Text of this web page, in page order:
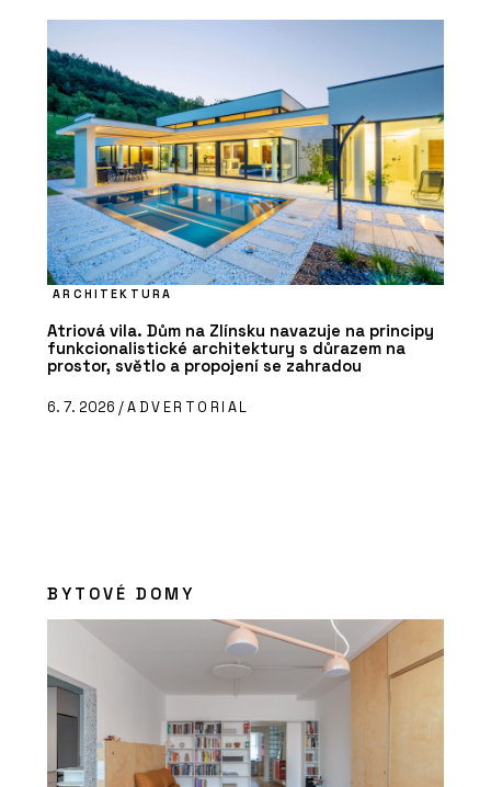
ARCHITEKTURA
Atriová vila. Dům na Zlínsku navazuje na principy
funkcionalistické architektury s důrazem na
prostor, světlo a propojení se zahradou
6. 7. 2026 /ADVERTORIAL
BYTOVÉ DOMY